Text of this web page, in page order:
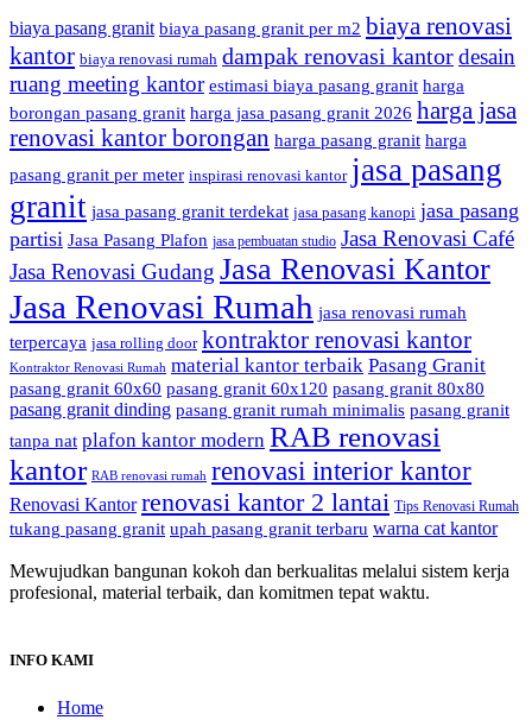
biaya pasang granit biaya pasang granit per m2 biaya renovasi
kantor biaya renovasi rumah dampak renovasi kantordesain
ruang meeting kantor estimasi biaya pasang granit harga
borongan pasang granit harga jasa pasang granit 2026 harga jasa
renovasi kantor borongan harga pasang granit harga
pasang granit per meter inspirasi renovasi kantor jasa pasang
granit jasa pasang granit terdekat jasa pasang kanopi jasa pasang
partisi Jasa Pasang Plafon jasa pembuatan studio Jasa Renovasi Café
Jasa Renovasi Gudang Jasa Renovasi Kantor
Jasa Renovasi Rumah jasa renovasi rumah
terpercaya jasa rolling door kontraktor renovasi kantor
Kontraktor Renovasi Rumah material kantor terbaik Pasang Granit
pasang granit 60x60 pasang granit 60x120 pasang granit 80x80
pasang granit dinding pasang granit rumah minimalis pasang granit
tanpa nat plafon kantor modern RAB renovasi
kantor RAB renovasi rumah renovasi interior kantor
Renovasi Kantor renovasi kantor 2 lantai Tips Renovasi Rumah
tukang pasang granit upah pasang granit terbaru warna cat kantor
Mewujudkan bangunan kokoh dan berkualitas melalui sistem kerja
profesional, material terbaik, dan komitmen tepat waktu.
INFO KAMI
Home